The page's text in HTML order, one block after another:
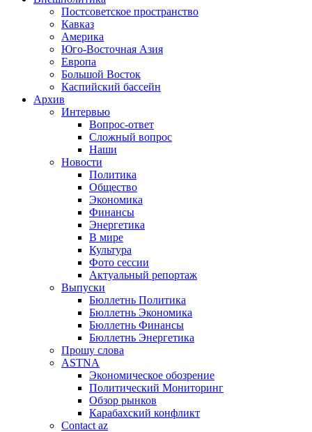
Постсоветское пространство
Кавказ
Америка
Юго-Восточная Азия
Европа
Большой Восток
Каспийский бассейн
Архив
Интервью
Вопрос-ответ
Сложный вопрос
Наши
Новости
Политика
Общество
Экономика
Финансы
Энергетика
В мире
Культура
Фото сессии
Актуальный репортаж
Выпуски
Бюллетнь Политика
Бюллетнь Экономика
Бюллетнь Финансы
Бюллетнь Энергетика
Прошу слова
ASTNA
Экономическое обозрение
Политический Мониторинг
Обзор рынков
Карабахский конфликт
Contact az